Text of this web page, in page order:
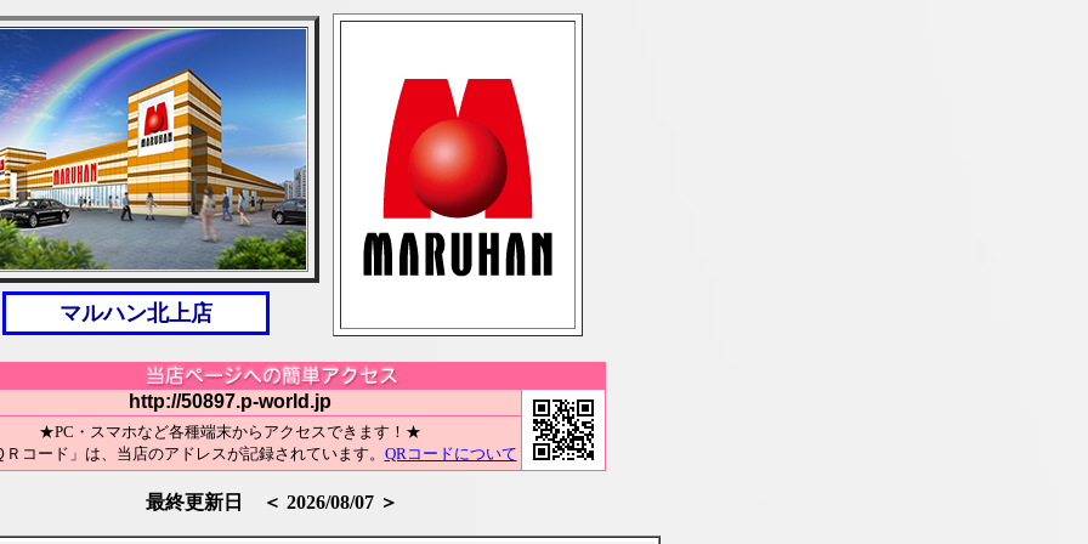
マルハン北上店
http://50897.p-world.jp
★PC・スマホなど各種端末からアクセスできます！★
Ｒコード」は、当店のアドレスが記録されています。 QRコードについて
最終更新日 ＜ 2026/08/07 ＞